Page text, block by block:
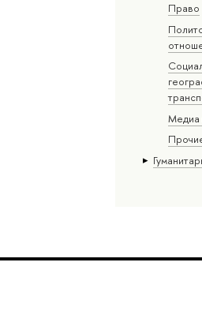
Право
Медиа